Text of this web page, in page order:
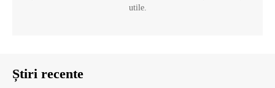
utile.
Știri recente